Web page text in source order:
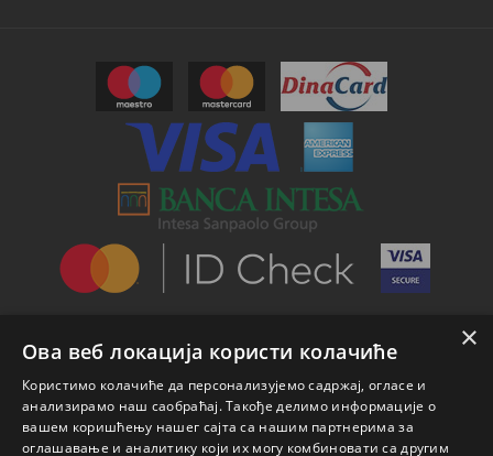
×
Ова веб локација користи колачиће
Користимо колачиће да персонализујемо садржај, огласе и
анализирамо наш саобраћај. Такође делимо информације о
вашем коришћењу нашег сајта са нашим партнерима за
оглашавање и аналитику који их могу комбиновати са другим